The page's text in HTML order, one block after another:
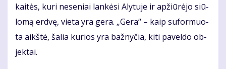
kai­tės, ku­ri ne­se­niai lan­kė­si Aly­tu­je ir ap­žiū­rė­jo siū­
lo­mą erd­vę, vie­ta yra ge­ra. „Ge­ra“ – kaip su­for­muo­
ta aikš­tė, ša­lia ku­rios yra baž­ny­čia, ki­ti pa­vel­do ob­
jek­tai.